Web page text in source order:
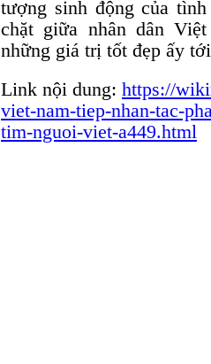
tượng sinh động của
chặt giữa nhân dân
những giá trị tốt đẹp ấy
Link nội dung: https://
viet-nam-tiep-nhan-tac-
tim-nguoi-viet-a449.html